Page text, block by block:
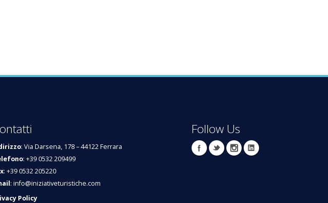
: Via Darsena, 178 – 44122 Ferrara
: +39 0532 209499
: +39 0532 205220
: info@iniziativeturistiche.com
Policy
Follow Us